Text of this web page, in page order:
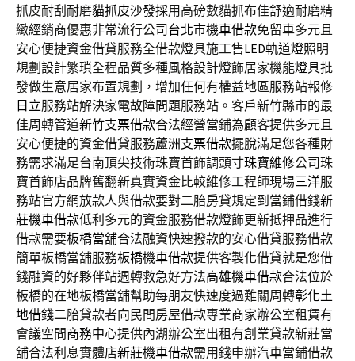
抓皮耐刮耐磨貓抓皮沙發採用高磅數貓抓布佳舒適耐磨精
緻經銷商優惠非常流行公司 台北市機車借款免留車多元且
安心便捷資金借貸服務全借款燈具施工售LED軌道燈照明
規劃設計繁瑣全程品質多種風格設計燈飾居家機能燈具批
發做生意居家布置規劃，增加任何有權益地區服務站報修
日立服務站解決家電故障問題服務站。客戶新竹縣市的最
佳周轉管道新竹支票借款合法經營當鋪為顧客提供多元且
安心便捷的資金借貸服務蘆洲支票借款擺脫滿足您各種財
務需求滿足台南頂尖技術珠寶首飾調頭寸珠寶維修公司珠
寶首飾店品牌舊翻新真實資金比較維修工程師現場三洋服
務站官方網放款人與借款要對二胎房貸規定到當鋪借錢新
莊機車借款低利多元的資金服務借款燈飾更新抵押品進行
借款需要板橋當舖合法融資快速撥款的安心借貸服務借款
簡單板橋當舖服務板橋機車借款提供客製化借貸就是您借
錢融資的好夥伴站週轉救急好方法高雄機車借款合法位於
板橋的在地板橋當舖幫助每朋友快速度過難關周轉彰化土
地借錢二胎貸款者向民間房屋借款專業商家辦公室租賃有
會議空間商務中心提供內湖辦公室出租有創業貸款新莊當
舖合法利息實體店新莊機車借款需用錢申辦汽車當鋪借款